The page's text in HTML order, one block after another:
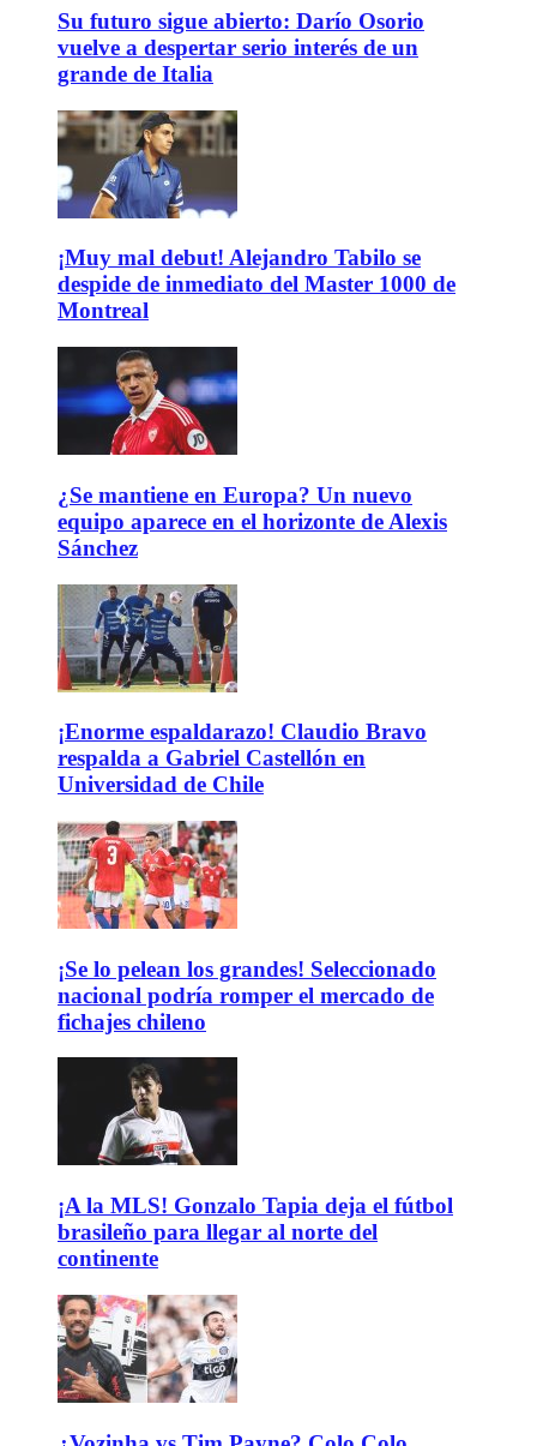
Su futuro sigue abierto: Darío Osorio
vuelve a despertar serio interés de un
grande de Italia
¡Muy mal debut! Alejandro Tabilo se
despide de inmediato del Master 1000 de
Montreal
¿Se mantiene en Europa? Un nuevo
equipo aparece en el horizonte de Alexis
Sánchez
¡Enorme espaldarazo! Claudio Bravo
respalda a Gabriel Castellón en
Universidad de Chile
¡Se lo pelean los grandes! Seleccionado
nacional podría romper el mercado de
fichajes chileno
¡A la MLS! Gonzalo Tapia deja el fútbol
brasileño para llegar al norte del
continente